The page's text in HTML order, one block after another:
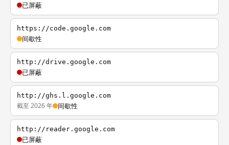
已屏蔽
https://code.google.com
间歇性
http://drive.google.com
已屏蔽
http://ghs.l.google.com
截至 2026 年 间歇性
http://reader.google.com
已屏蔽